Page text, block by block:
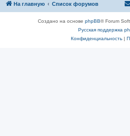
На главную Список форумов
Создано на основе phpBB® Forum
Русская поддержка
Конфиденциальность|